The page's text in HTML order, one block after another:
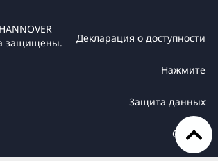
защищены.
Декларация о доступности
Нажмите
Защита данных
Оттиск